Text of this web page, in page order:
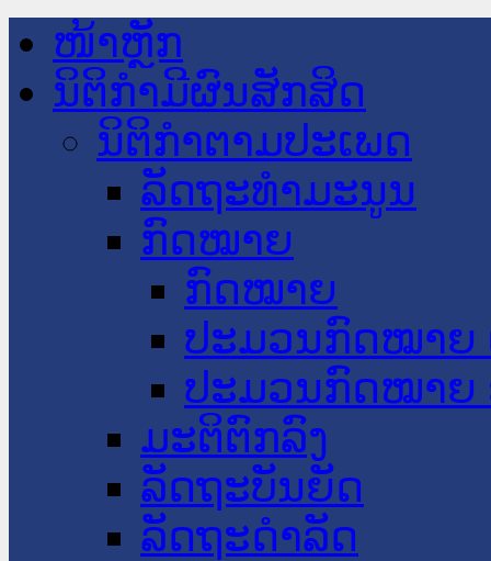
ໜ້າຫຼັກ
ນິຕິກໍາມີຜົນສັກສິດ
ນິຕິກໍາຕາມປະເພດ
ລັດຖະທໍາມະນູນ
ກົດໝາຍ
ກົດໝາຍ
ປະມວນກົດໝາຍ
ປະມວນກົດໝາຍ
ມະຕິຕົກລົງ
ລັດຖະບັນຍັດ
ລັດຖະດໍາລັດ